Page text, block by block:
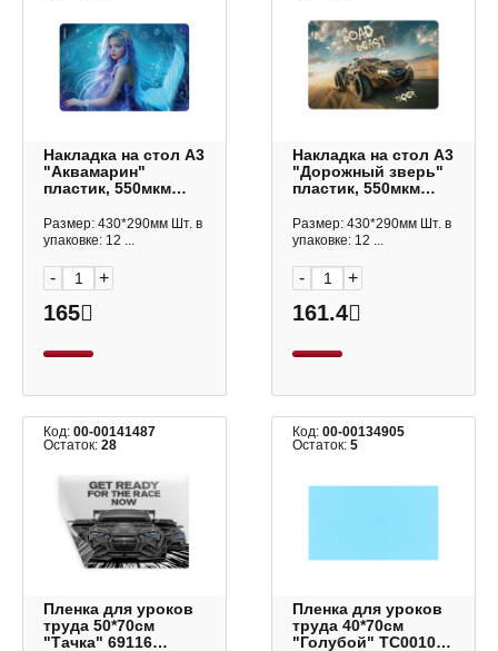
Накладка на стол А3
"Аквамарин"
пластик, 550мкм
Размер: 430*290мм Шт. в
упаковке: 12 ...
- +
165
Накладка на стол А3
"Дорожный зверь"
пластик, 550мкм
Размер: 430*290мм Шт. в
упаковке: 12 ...
- +
161.4
Код: 00-00141487
Остаток: 28
Пленка для уроков
труда 50*70см
"Тачка" 69116
Код:00-00134905
Остаток:5
Пленка для уроков
труда 40*70см
"Голубой" TC0010-